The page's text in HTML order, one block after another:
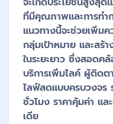
ที่มีคุณภาพและการทำ
แนวทางนี้จะช่วยเพิ่มค
กลุ่มเป้าหมาย และสร้
ในระยะยาว ซึ่งสอดค
บริการเพิ่มไลค์ ผู้ติด
ไลฟ์สดแบบครบวงจ
ชั่วโมง ราคาคุ้มค่า แ
เดีย